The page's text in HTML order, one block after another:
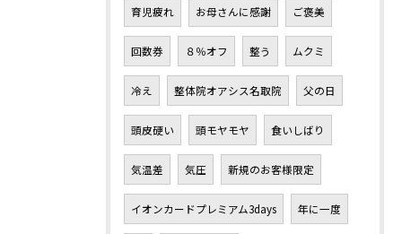
育児疲れ お母さんに感謝 ご褒美
回数券 ８％オフ 整う ムクミ
冷え 整体院オアシス名取院 父の日
頭皮硬い 頭モヤモヤ 食いしばり
気温差 気圧 新規のお客様限定
イオンカードプレミアム3days 年に一度